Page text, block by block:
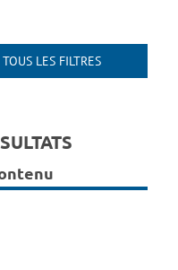
LES FILTRES